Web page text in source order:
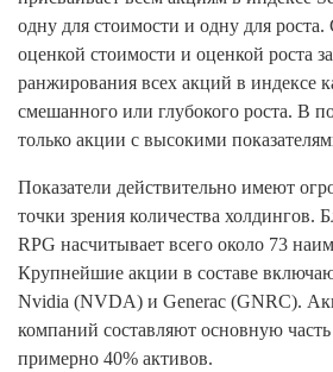
одну для стоимости и одну для
оценкой стоимости и оценкой роста
ранжирования всех акций в индексе
смешанного или глубокого роста. В
только акции с высокими
Показатели действительно имеют
точки зрения количества холдингов.
RPG насчитывает всего около 73
Крупнейшие акции в составе
Nvidia (NVDA) и Generac (GNRC).
компаний составляют основную часть
примерно 40% активов.